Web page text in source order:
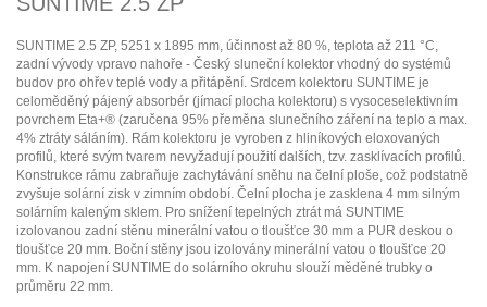
SUNTIME 2.5 ZP, 5251 x 1895 mm, účinnost až 80 %, teplota až 211 °C,
zadní vývody vpravo nahoře - Český sluneční kolektor vhodný do systémů
budov pro ohřev teplé vody a přitápění. Srdcem kolektoru SUNTIME je
celoměděný pájený absorbér (jímací plocha kolektoru) s vysoceselektivním
povrchem Eta+® (zaručena 95% přeměna slunečního záření na teplo a max.
4% ztráty sáláním). Rám kolektoru je vyroben z hliníkových eloxovaných
profilů, které svým tvarem nevyžadují použití dalších, tzv. zasklívacích profilů.
Konstrukce rámu zabraňuje zachytávání sněhu na čelní ploše, což podstatně
zvyšuje solární zisk v zimním období. Čelní plocha je zasklena 4 mm silným
solárním kaleným sklem. Pro snížení tepelných ztrát má SUNTIME
izolovanou zadní stěnu minerální vatou o tloušťce 30 mm a PUR deskou o
tloušťce 20 mm. Boční stěny jsou izolovány minerální vatou o tloušťce 20
mm. K napojení SUNTIME do solárního okruhu slouží měděné trubky o
průměru 22 mm.